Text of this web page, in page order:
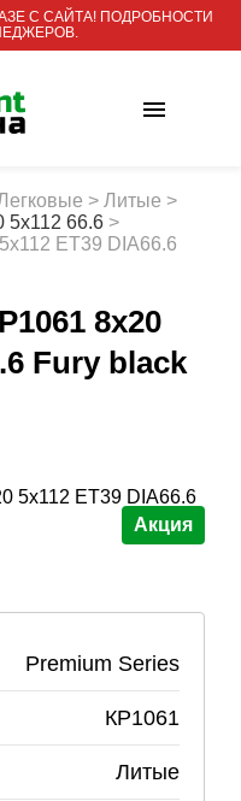
С САЙТА! ПОДРОБНОСТИ
> Литые >
5x112 66.6 >
ET39 DIA66.6
8x20
Fury black
Акция
Premium Series
КР1061
Литые